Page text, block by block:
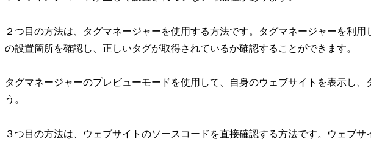
２つ目の方法は、タグマネージャーを使用する方法です。タグマネージャーを利
の設置箇所を確認し、正しいタグが取得されているか確認することができます。
タグマネージャーのプレビューモードを使用して、自身のウェブサイトを表示し、
う。
３つ目の方法は、ウェブサイトのソースコードを直接確認する方法です。ウェブ